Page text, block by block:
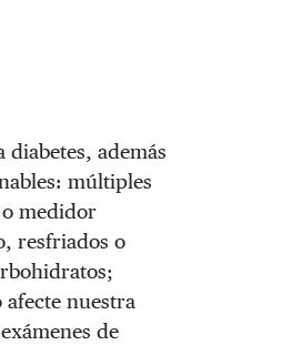
además
múltiples
medidor
resfriados o
nuestra
de